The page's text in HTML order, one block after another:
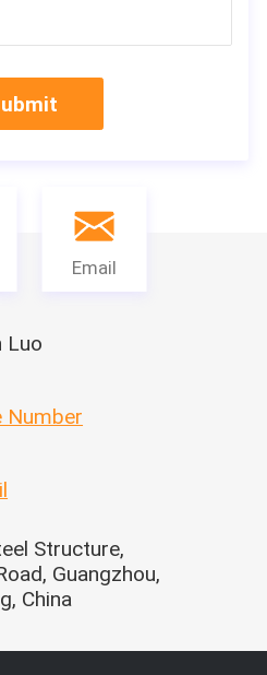
Email
Luo
Number
Structure,
Guangzhou,
China